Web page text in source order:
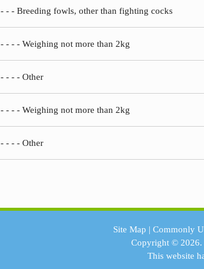
- - - Breeding fowls, other than fighting cocks
- - - - Weighing not more than 2kg
- - - - Other
- - - - Weighing not more than 2kg
- - - - Other
Site Map | Commonly
Copyright ©
This website